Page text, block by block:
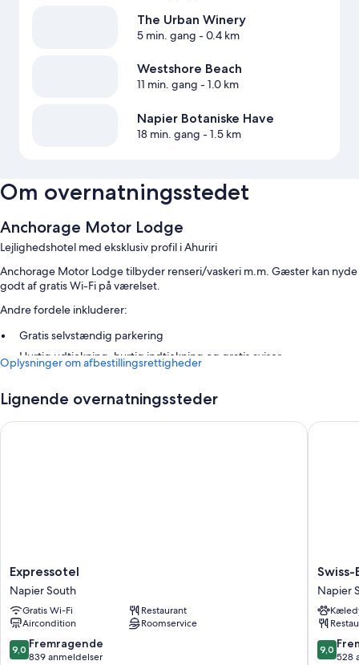
The Urban Winery
5 min. gang - 0.4 km
Westshore Beach
11 min. gang - 1.0 km
Napier Botaniske Have
18 min. gang - 1.5 km
Om overnatningsstedet
Anchorage Motor Lodge
Lejlighedshotel med eksklusiv profil i Ahuriri
Anchorage Motor Lodge tilbyder renseri/vaskeri m.m. Gæster kan nyde
godt af gratis Wi-Fi på værelset.
Andre fordele inkluderer:
Gratis selvstændig parkering
Hurtig udtjekning, hurtig indtjekning og gratis aviser
Værelsesfaciliteter
Alle værelser hos Anchorage Motor Lodge inkluderer komfortable
Balkon eller terrasse, garderobe eller klædeskab og elkedler
Oplysninger om afbestillingsrettigheder
Lignende overnatningssteder
Expressotel
Napier
South
Expressotel
Napier South
Gratis Wi-Fi
Restaurant
Aircondition
Roomservice
9.0
ud
9,0 Fremragende
839 anmeldelser
Expressotel
Swiss-
Belhotel
Napier
Napier
South
Napier
9.0
ud
9,0
528
Swiss-